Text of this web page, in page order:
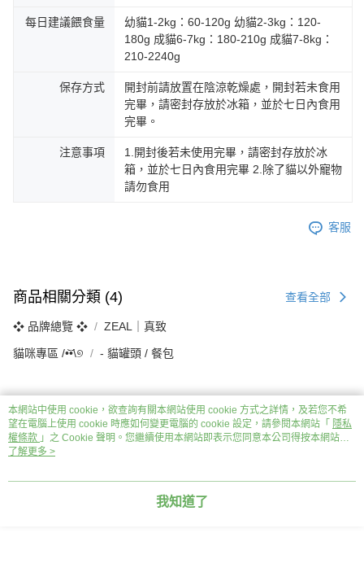
每日建議餵食量
幼貓1-2kg：60-120g 幼貓2-3kg：120-
180g 成貓6-7kg：180-210g 成貓7-8kg：
210-2240g
保存方式
開封前請放置在陰涼乾燥處，開封若未食用
完畢，請密封存放於冰箱，並於七日內食用
完畢。
注意事項
1.開封後若未使用完畢，請密封存放於冰
箱，並於七日內食用完畢 2.除了貓以外寵物
請勿食用
客服
商品相關分類 (4) 查看全部
❖ 品牌總覽 ❖ ZEAL｜真致
貓咪專區 /•᷅‎‎•᷄\୭ ‐ 貓罐頭 / 餐包
評價 查看全部
5 (3
f******5
2026/03/11
本網站中使用 cookie，欲查詢有關本網站使用 cookie 方式之詳情，及若您不希
望在電腦上使用 cookie 時應如何變更電腦的 cookie 設定，請參閱本網站「 隱私
權條款 」之 Cookie 聲明。您繼續使用本網站即表示您同意本公司得按本網站使
用條款之 Cookie 聲明使用 cookie。
了解更多 >
我知道了